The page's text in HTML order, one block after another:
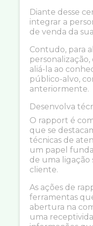
Diante desse
integrar a
de venda da
Contudo, para
aliá-la ao
público-alvo,
anteriormente.
Desenvolva
O rapport é
que se
técnicas de
um papel
de uma ligação
cliente.
As ações de
ferramentas
abertura na
uma